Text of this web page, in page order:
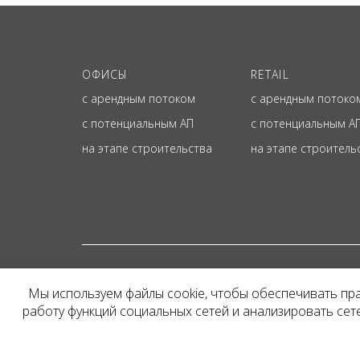
ОФИСЫ
с арендным потоком
с потенциальным АП
на этапе строительства
RETAIL
с арендным
с потенциальным
на этапе
Представленная на
и не является
Мы используем файлы cookie, чтобы обеспечивать
работу функций социальных сетей и анализировать